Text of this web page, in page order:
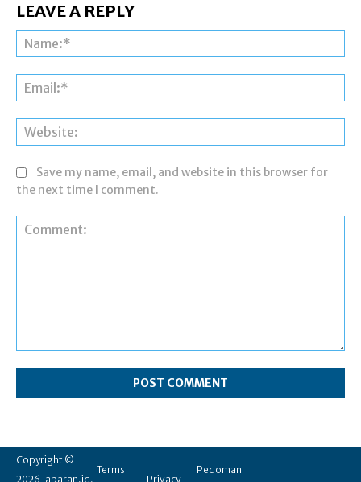
LEAVE A REPLY
Save my name, email, and website in this browser for
the next time I comment.
Copyright ©
2026 Jabaran.id.
Terms
Privacy
Pedoman